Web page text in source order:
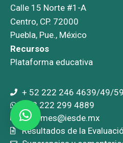
Calle 15 Norte #1-A
Centro, CP. 72000
Puebla, Pue., México
Recursos
Plataforma educativa
+ 52 222 246 4639/49/59
+52 222 299 4889
informes@iesde.mx
Resultados de la